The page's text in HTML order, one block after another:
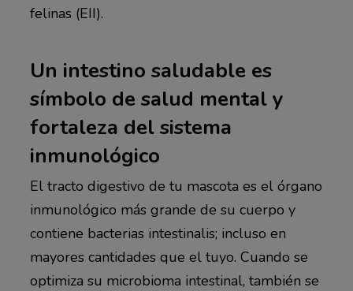
felinas (EII).
Un intestino saludable es
símbolo de salud mental y
fortaleza del sistema
inmunológico
El tracto digestivo de tu mascota es el órgano
inmunológico más grande de su cuerpo y
contiene bacterias intestinalis; incluso en
mayores cantidades que el tuyo. Cuando se
optimiza su microbioma intestinal, también se